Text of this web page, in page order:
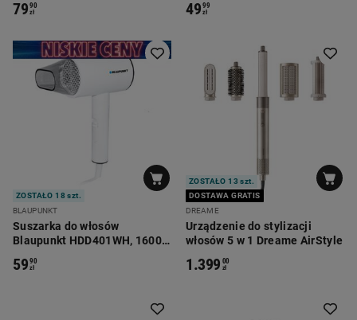
7990
zł 4999
zł
ZOSTAŁO 18 szt.
BLAUPUNKT
Suszarka do włosów
Blaupunkt HDD401WH, 1600
5990
zł
ZOSTAŁO 13 szt.
DOSTAWA GRATIS
DREAME
Urządzenie do stylizacji
włosów 5 w 1 Dreame AirStyle
1.399 00
zł